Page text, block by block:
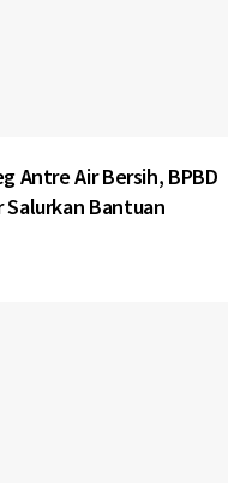
Antre Air Bersih, BPBD
Bantuan